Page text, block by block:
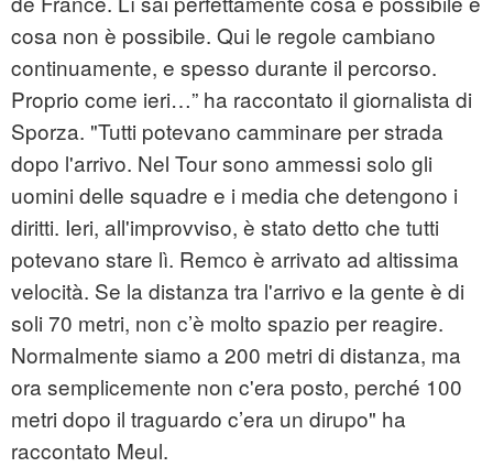
cosa non è possibile. Qui le regole cambiano
continuamente, e spesso durante il percorso.
Proprio come ieri…” ha raccontato il giornalista di
Sporza. "Tutti potevano camminare per strada
dopo l'arrivo. Nel Tour sono ammessi solo gli
uomini delle squadre e i media che detengono i
diritti. Ieri, all'improvviso, è stato detto che tutti
potevano stare lì. Remco è arrivato ad altissima
velocità. Se la distanza tra l'arrivo e la gente è di
soli 70 metri, non c’è molto spazio per reagire.
Normalmente siamo a 200 metri di distanza, ma
ora semplicemente non c'era posto, perché 100
metri dopo il traguardo c’era un dirupo" ha
raccontato Meul.